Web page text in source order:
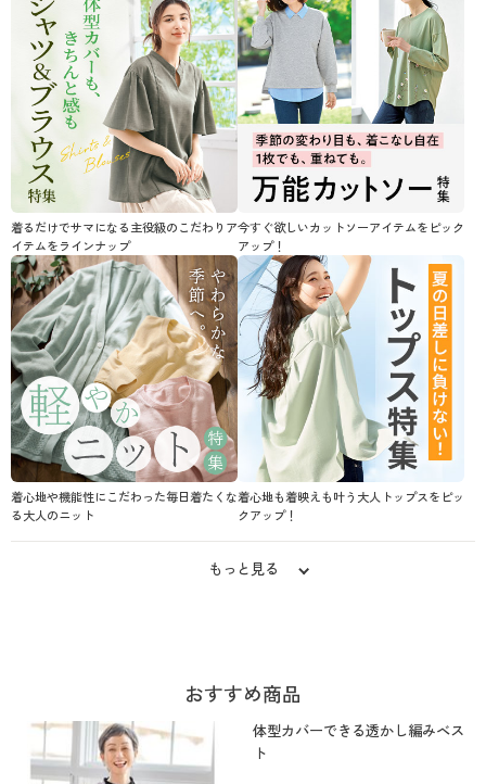
着るだけでサマになる主役級のこだわりア
イテムをラインナップ
今すぐ欲しいカットソーアイテムをピック
アップ！
着心地や機能性にこだわった毎日着たくな
る大人のニット
着心地も着映えも叶う大人トップスをピッ
クアップ！
もっと見る
おすすめ商品
体型カバーできる透かし編みベス
ト